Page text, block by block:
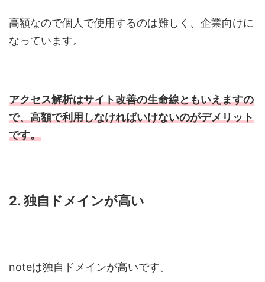
高額なので個人で使用するのは難しく、企業向けに
なっています。
アクセス解析はサイト改善の生命線ともいえますの
で、高額で利用しなければいけないのがデメリット
です。
2. 独自ドメインが高い
noteは独自ドメインが高いです。